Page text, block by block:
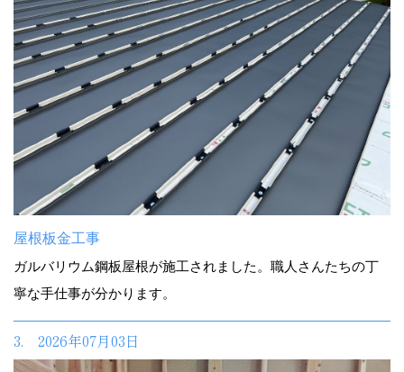
屋根板金工事
ガルバリウム鋼板屋根が施工されました。職人さんたちの丁
寧な手仕事が分かります。
3. 2026年07月03日